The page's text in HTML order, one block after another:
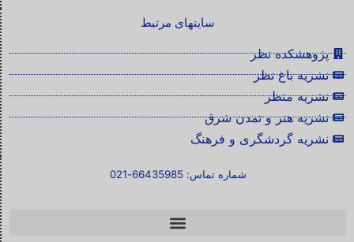
سایتهای مرتبط
پژوهشکده نظر
نشریه باغ نظر
نشریه منظر
نشریه هنر و تمدن شرق
نشریه گردشگری و فرهنگ
شماره تماس: 66435985-021